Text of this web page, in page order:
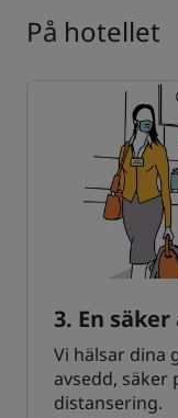
På hotellet
3. En
Vi hälsar dina
avsedd, säker
distansering.